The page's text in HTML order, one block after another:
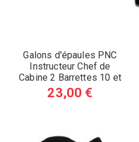
Galons d'épaules PNC
Instructeur Chef de
Cabine 2 Barrettes 10 et
5 mm Boucle Nelson...
23,00 €